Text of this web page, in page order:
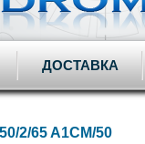
ДОСТАВКА
2/65 A1CM/50